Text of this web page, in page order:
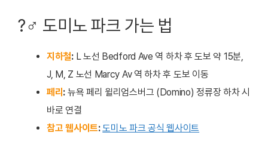
?‍♂️ 도미노 파크 가는 법
지하철:L 노선 Bedford Ave 역 하차 후 도보 약 15분,
J, M, Z 노선 Marcy Av 역 하차 후 도보 이동
페리 : 뉴욕 페리 윌리엄스버그 (Domino) 정류장 하차 시
바로 연결
참고 웹사이트:도미노 파크 공식 웹사이트